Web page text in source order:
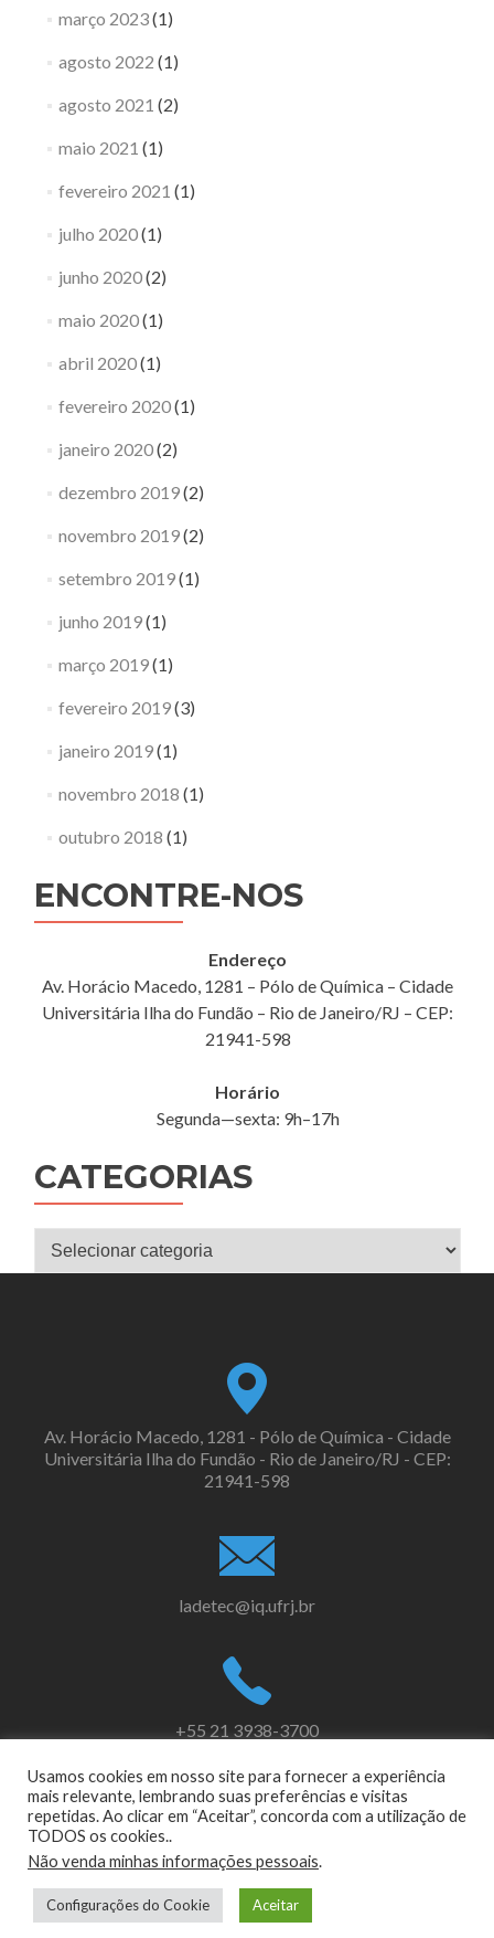
março 2023(1)
agosto 2022 (1)
agosto 2021 (2)
maio 2021 (1)
fevereiro 2021 (1)
julho 2020(1)
junho 2020(2)
maio 2020(1)
abril 2020(1)
fevereiro 2020(1)
janeiro 2020(2)
dezembro 2019(2)
novembro 2019(2)
setembro 2019(1)
junho 2019(1)
março 2019(1)
fevereiro 2019(3)
janeiro 2019(1)
novembro 2018 (1)
outubro 2018 (1)
ENCONTRE-NOS
Endereço
Av. Horácio Macedo, 1281 – Pólo de Química – Cidade
Universitária Ilha do Fundão – Rio de Janeiro/RJ – CEP:
21941-598
Horário
Segunda—sexta: 9h–17h
CATEGORIAS
Categorias
Av. Horácio Macedo, 1281 - Pólo de Química - Cidade
Universitária Ilha do Fundão - Rio de Janeiro/RJ - CEP:
21941-598
ladetec@iq.ufrj.br
+55 21 3938-3700
Link
do
Facebook
Link
Instagram
LADETEC
Zerif Litedesenvolvido por
Usamos cookies em nosso site para fornecer a experiência
mais relevante, lembrando suas preferências e visitas
repetidas. Ao clicar em “Aceitar”, concorda com a utilização de
TODOS os cookies..
Não venda minhas informações pessoais.
Configurações do Cookie Aceitar